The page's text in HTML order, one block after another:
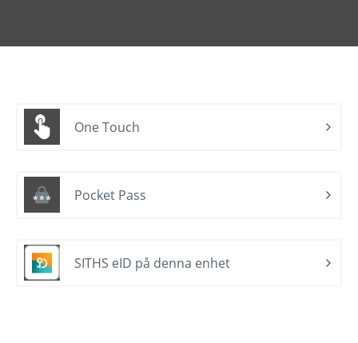
One Touch
Pocket Pass
SITHS eID på denna enhet